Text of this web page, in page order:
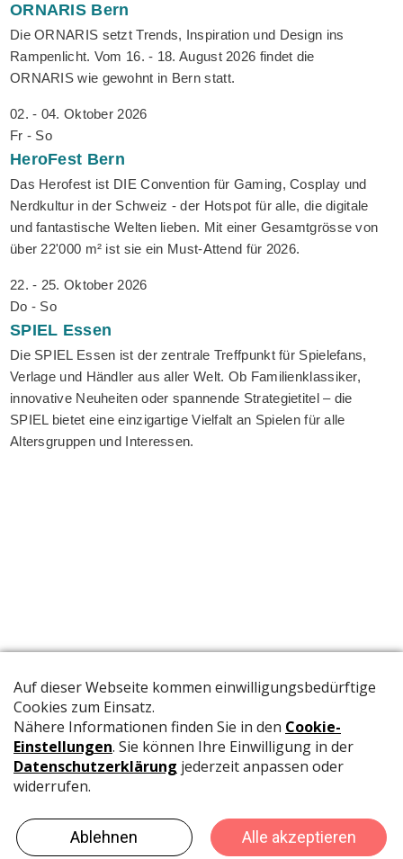
ORNARIS Bern
Die ORNARIS setzt Trends, Inspiration und Design ins
Rampenlicht. Vom 16. - 18. August 2026 findet die
ORNARIS wie gewohnt in Bern statt.
02. - 04. Oktober 2026
Fr - So
HeroFest Bern
Das Herofest ist DIE Convention für Gaming, Cosplay und
Nerdkultur in der Schweiz - der Hotspot für alle, die digitale
und fantastische Welten lieben. Mit einer Gesamtgrösse von
über 22'000 m² ist sie ein Must-Attend für 2026.
22. - 25. Oktober 2026
Do - So
SPIEL Essen
Die SPIEL Essen ist der zentrale Treffpunkt für Spielefans,
Verlage und Händler aus aller Welt. Ob Familienklassiker,
innovative Neuheiten oder spannende Strategietitel – die
SPIEL bietet eine einzigartige Vielfalt an Spielen für alle
Altersgruppen und Interessen.
Die offizielle Publikation der Schweizer Papeterien informiert
Meldungen aus der Branche.